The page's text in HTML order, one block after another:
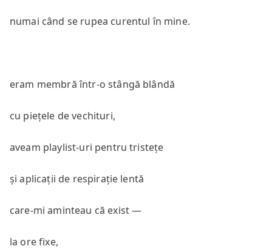
numai când se rupea curentul în mine.
eram membră într-o stângă blândă
cu piețele de vechituri,
aveam playlist-uri pentru tristețe
și aplicații de respirație lentă
care-mi aminteau că exist —
la ore fixe,